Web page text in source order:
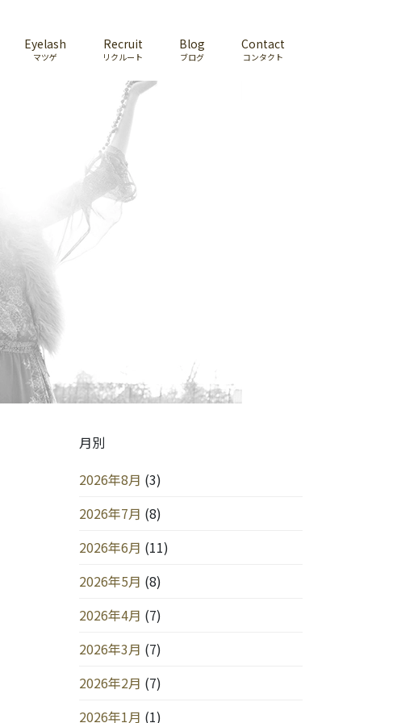
Eyelash
マツゲ
Recruit
リクルート
Blog
ブログ
Contact
コンタクト
月別
2026年8月 (3)
2026年7月 (8)
2026年6月 (11)
2026年5月 (8)
2026年4月 (7)
2026年3月 (7)
2026年2月 (7)
2026年1月 (1)